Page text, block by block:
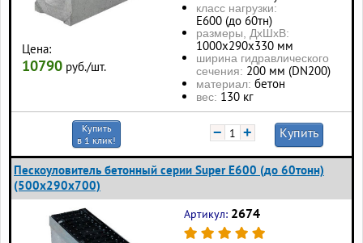
Цена:
10790 руб./шт.
класс нагрузки:
Е600 (до 60тн)
размеры, ДхШхВ:
1000x290x330 мм
ширина гидравлического
сечения: 200 мм (DN200)
материал: бетон
вес: 130 кг
Купить
в 1 клик!
− + Купить
Пескоуловитель бетонный серии Super Е600 (до 60тонн)
(500x290x700)
Артикул: 2674